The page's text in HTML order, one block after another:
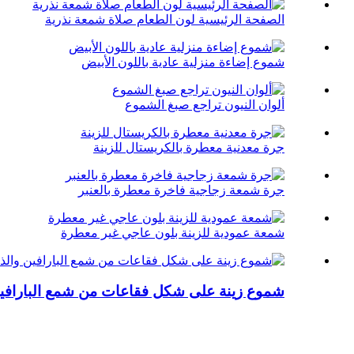
الصفحة الرئيسية لون الطعام صلاة شمعة نذرية
شموع إضاءة منزلية عادية باللون الأبيض
ألوان النيون تراجع صبغ الشموع
جرة معدنية معطرة بالكريستال للزينة
جرة شمعة زجاجية فاخرة معطرة بالعنبر
شمعة عمودية للزينة بلون عاجي غير معطرة
شموع زينة على شكل فقاعات من شمع